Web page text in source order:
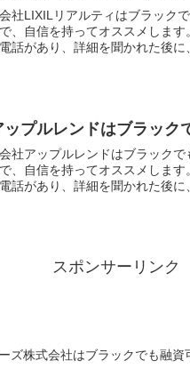
社LIXILリアルティはブラック
、自信を持ってオススメしま
話があり、詳細を聞かれた後に
プルレンドはブラック
社アップルレンドはブラック
、自信を持ってオススメしま
話があり、詳細を聞かれた後
スポンサーリンク
ズ株式会社はブラックでも融資